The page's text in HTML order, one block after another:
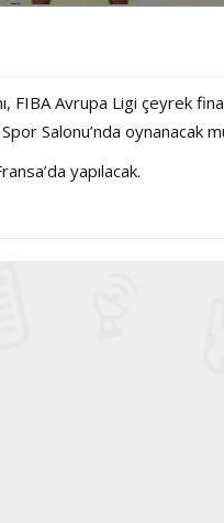
FIBA Avrupa Ligi çeyrek
Salonu’nda oynanacak
yapılacak.